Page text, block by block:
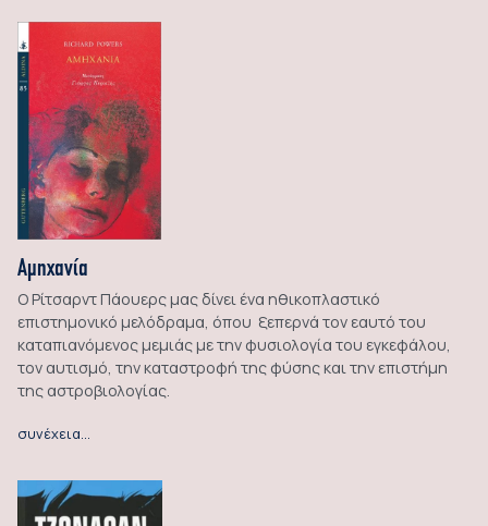
Αμηχανία
Ο Ρίτσαρντ Πάουερς μας δίνει ένα ηθικοπλαστικό
επιστημονικό μελόδραμα, όπου ξεπερνά τον εαυτό του
καταπιανόμενος μεμιάς με την φυσιολογία του εγκεφάλου,
τον αυτισμό, την καταστροφή της φύσης και την επιστήμη
της αστροβιολογίας.
συνέχεια…